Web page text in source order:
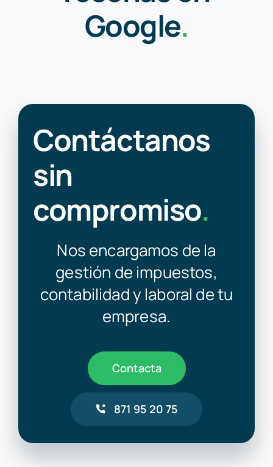
Google.
Contáctanos
sin
compromiso.
Nos encargamos de la
gestión de impuestos,
contabilidad y laboral de tu
empresa.
Contacta
871 95 20 75